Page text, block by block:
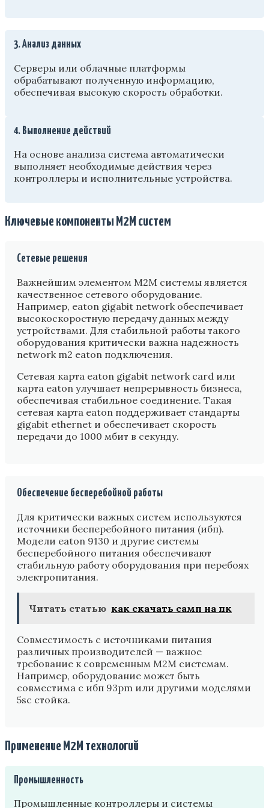
3. Анализ данных
Серверы или облачные платформы
обрабатывают полученную информацию,
обеспечивая высокую скорость обработки.
4. Выполнение действий
На основе анализа система автоматически
выполняет необходимые действия через
контроллеры и исполнительные устройства.
Ключевые компоненты M2M систем
Сетевые решения
Важнейшим элементом M2M системы является
качественное сетевого оборудование.
Например, eaton gigabit network обеспечивает
высокоскоростную передачу данных между
устройствами. Для стабильной работы такого
оборудования критически важна надежность
network m2 eaton подключения.
Сетевая карта eaton gigabit network card или
карта eaton улучшает непрерывность бизнеса,
обеспечивая стабильное соединение. Такая
сетевая карта eaton поддерживает стандарты
gigabit ethernet и обеспечивает скорость
передачи до 1000 мбит в секунду.
Обеспечение бесперебойной работы
Для критически важных систем используются
источники бесперебойного питания (ибп).
Модели eaton 9130 и другие системы
бесперебойного питания обеспечивают
стабильную работу оборудования при перебоях
электропитания.
Читать статью как скачать самп на пк
Совместимость с источниками питания
различных производителей — важное
требование к современным M2M системам.
Например, оборудование может быть
совместима с ибп 93pm или другими моделями
5sc стойка.
Применение M2M технологий
Промышленность
Промышленные контроллеры и системы